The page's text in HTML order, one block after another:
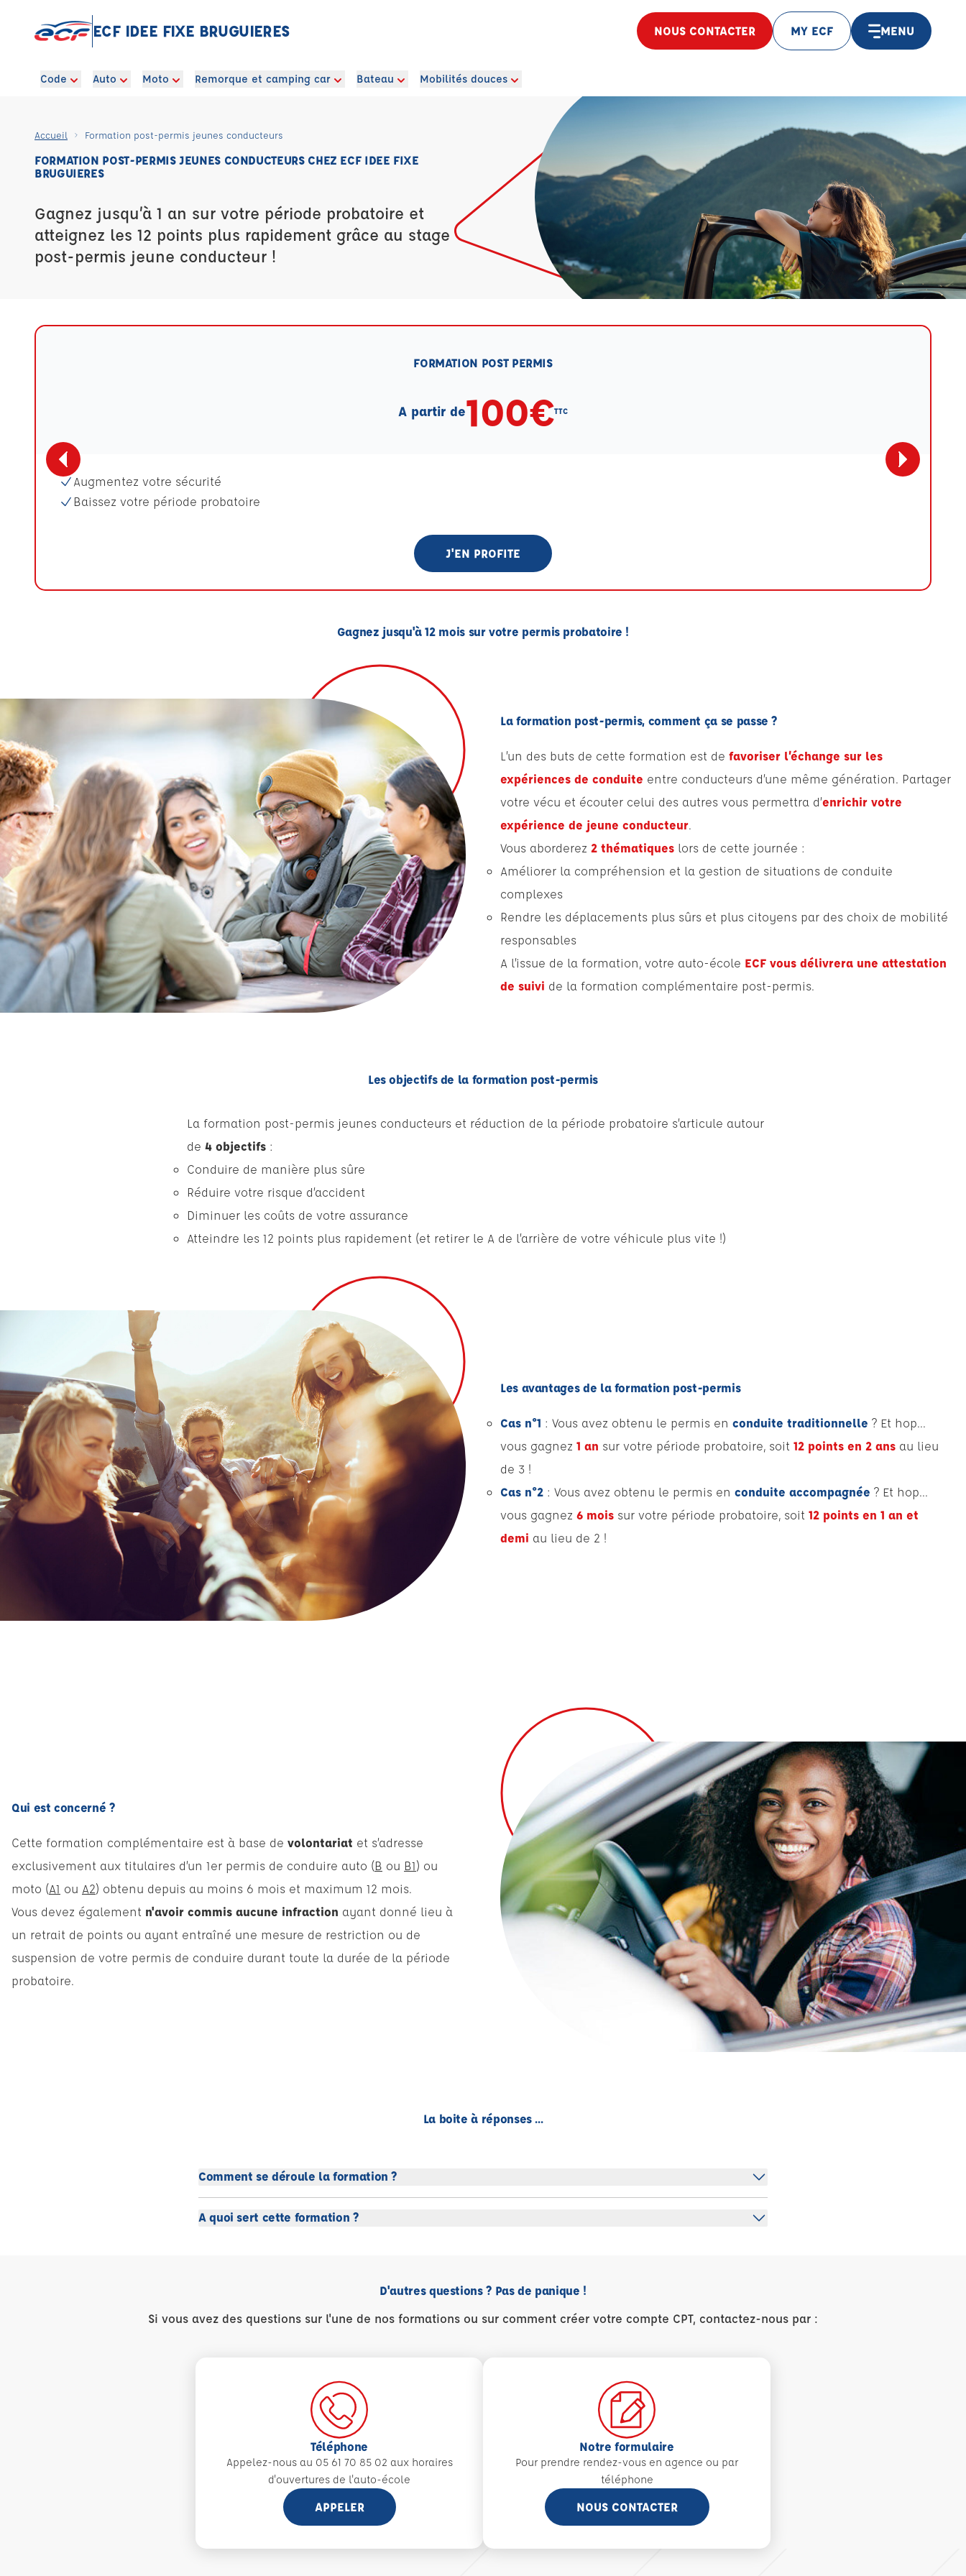
ECF IDEE FIXE BRUGUIERES NOUS CONTACTER MY ECF MENU
Code Auto Moto Remorque et camping car Bateau Mobilités douces
Accueil Formation post-permis jeunes conducteurs
FORMATION POST-PERMIS JEUNES CONDUCTEURS CHEZ ECF IDEE FIXE
BRUGUIERES
Gagnez jusqu’à 1 an sur votre période probatoire et
atteignez les 12 points plus rapidement grâce au stage
post-permis jeune conducteur !
FORMATION POST PERMIS
A partir de100€TTC
Augmentez votre sécurité
Baissez votre période probatoire
J'EN PROFITE
Gagnez jusqu'à 12 mois sur votre permis probatoire !
La formation post-permis, comment ça se passe ?
L’un des buts de cette formation est de favoriser l’échange sur les
expériences de conduite entre conducteurs d’une même génération. Partager
votre vécu et écouter celui des autres vous permettra d’enrichir votre
expérience de jeune conducteur.
Vous aborderez 2 thématiques lors de cette journée :
Améliorer la compréhension et la gestion de situations de conduite
complexes
Rendre les déplacements plus sûrs et plus citoyens par des choix de mobilité
responsables
A l’issue de la formation, votre auto-école ECF vous délivrera une attestation
de suivi de la formation complémentaire post-permis.
Les objectifs de la formation post-permis
La formation post-permis jeunes conducteurs et réduction de la période probatoire s’articule autour
de 4 objectifs :
Conduire de manière plus sûre
Réduire votre risque d’accident
Diminuer les coûts de votre assurance
Atteindre les 12 points plus rapidement (et retirer le A de l’arrière de votre véhicule plus vite !)
Les avantages de la formation post-permis
Cas n°1 : Vous avez obtenu le permis en conduite traditionnelle ? Et hop...
vous gagnez 1 an sur votre période probatoire, soit 12 points en 2 ans au lieu
de 3 !
Cas n°2 : Vous avez obtenu le permis en conduite accompagnée ? Et hop...
vous gagnez 6 mois sur votre période probatoire, soit 12 points en 1 an et
demi au lieu de 2 !
Qui est concerné ?
Cette formation complémentaire est à base de volontariat et s’adresse
exclusivement aux titulaires d’un 1er permis de conduire auto (B ou B1) ou
moto (A1 ou A2) obtenu depuis au moins 6 mois et maximum 12 mois.
Vous devez également n'avoir commis aucune infraction ayant donné lieu à
un retrait de points ou ayant entraîné une mesure de restriction ou de
suspension de votre permis de conduire durant toute la durée de la période
probatoire.
La boite à réponses ...
Comment se déroule la formation ?
A quoi sert cette formation ?
D'autres questions ? Pas de panique !
Si vous avez des questions sur l'une de nos formations ou sur comment créer votre compte CPT, contactez-nous par :
Téléphone
Appelez-nous au 05 61 70 85 02 aux horaires
d'ouvertures de l'auto-école
APPELER
Notre formulaire
Pour prendre rendez-vous en agence ou par
téléphone
NOUS CONTACTER